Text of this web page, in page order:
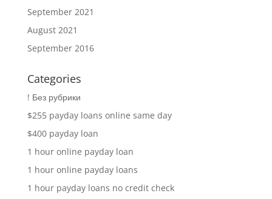
September 2021
August 2021
September 2016
Categories
! Без рубрики
$255 payday loans online same day
$400 payday loan
1 hour online payday loan
1 hour online payday loans
1 hour payday loans no credit check